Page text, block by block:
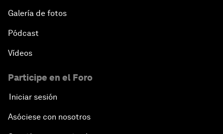
Galería de fotos
Pódcast
Vídeos
Participe en el Foro
Iniciar sesión
Asóciese con nosotros